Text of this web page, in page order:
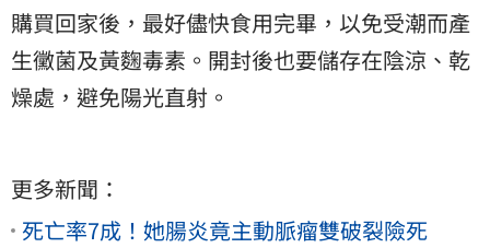
購買回家後，最好儘快食用完畢，以免受潮而產
生黴菌及黃麴毒素。開封後也要儲存在陰涼、乾
燥處，避免陽光直射。
更多新聞：
死亡率7成！她腸炎竟主動脈瘤雙破裂險死